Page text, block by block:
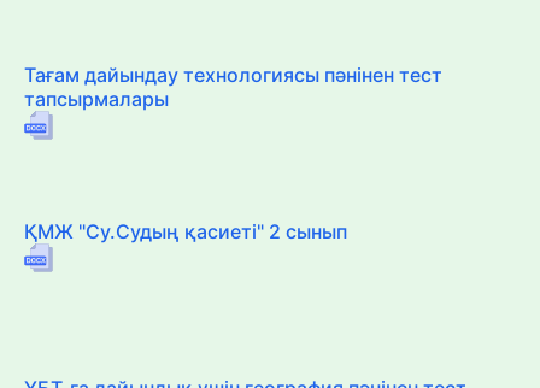
Тағам дайындау технологиясы пәнінен тест
тапсырмалары
ҚМЖ "Су.Судың қасиеті" 2 сынып